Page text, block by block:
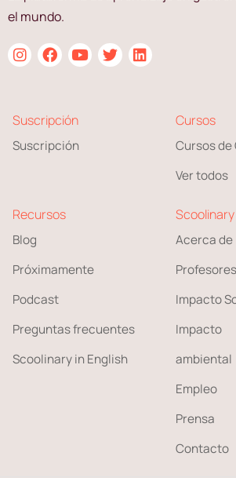
el mundo.
Suscripción
Suscripción
Cursos
Cursos de
Ver todos
Recursos
Blog
Próximamente
Podcast
Preguntas frecuentes
Scoolinary in English
Scoolinary
Acerca de
Profesores
Impacto
Impacto
ambiental
Empleo
Prensa
Contacto